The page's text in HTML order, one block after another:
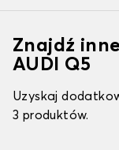
Znajdź
AUDI Q5
Uzyskaj
3 produktów.